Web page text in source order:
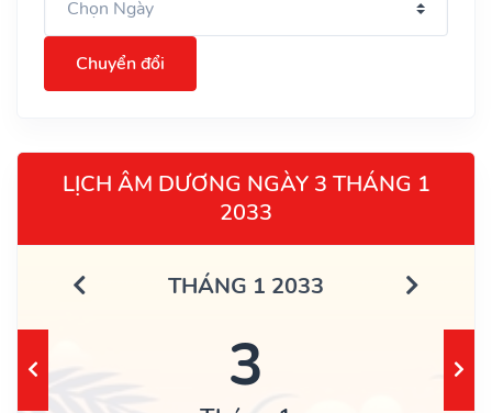
Chuyển đổi
LỊCH ÂM DƯƠNG NGÀY 3 THÁNG 1
2033
THÁNG 1 2033
3